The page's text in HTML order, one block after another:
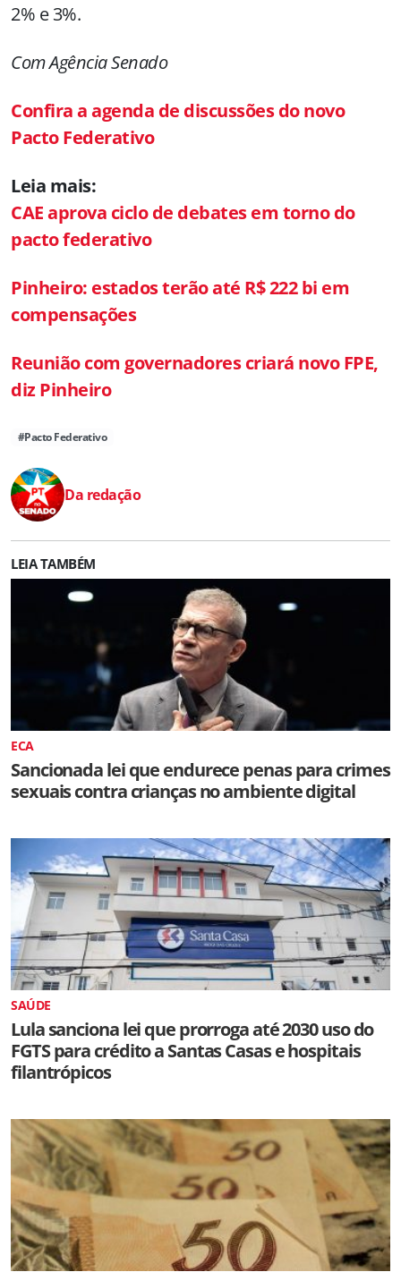
2% e 3%.
Com Agência Senado
Confira a agenda de discussões do novo
Pacto Federativo
Leia mais:
CAE aprova ciclo de debates em torno do
pacto federativo
Pinheiro: estados terão até R$ 222 bi em
compensações
Reunião com governadores criará novo FPE,
diz Pinheiro
#Pacto Federativo
Da redação
LEIA TAMBÉM
ECA
Sancionada lei que endurece penas para crimes
sexuais contra crianças no ambiente digital
SAÚDE
Lula sanciona lei que prorroga até 2030 uso do
FGTS para crédito a Santas Casas e hospitais
filantrópicos